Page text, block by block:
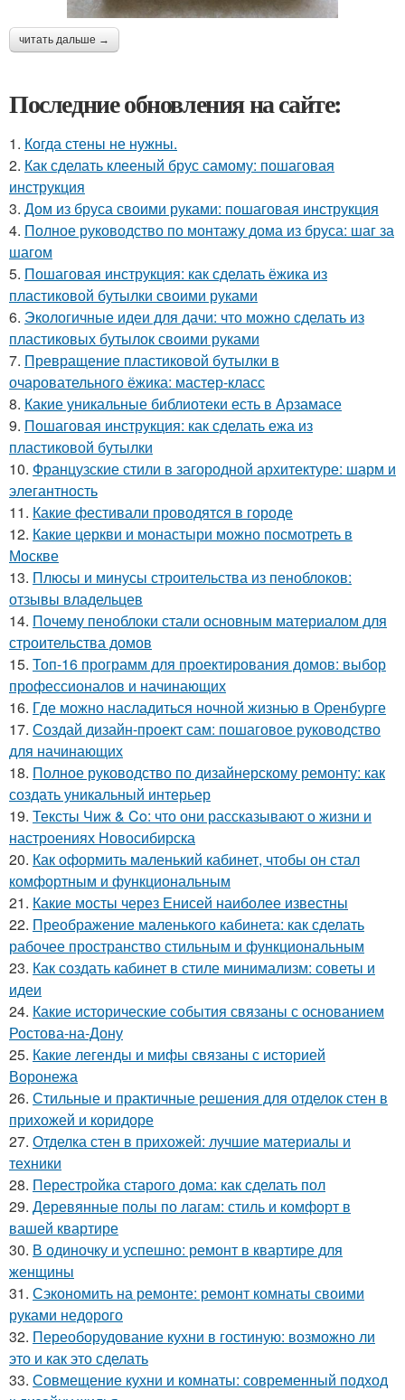
читать дальше →
Последние обновления на сайте:
1. Когда стены не нужны.
2. Как сделать клееный брус самому: пошаговая
инструкция
3. Дом из бруса своими руками: пошаговая инструкция
4. Полное руководство по монтажу дома из бруса: шаг за
шагом
5. Пошаговая инструкция: как сделать ёжика из
пластиковой бутылки своими руками
6. Экологичные идеи для дачи: что можно сделать из
пластиковых бутылок своими руками
7. Превращение пластиковой бутылки в
очаровательного ёжика: мастер-класс
8. Какие уникальные библиотеки есть в Арзамасе
9. Пошаговая инструкция: как сделать ежа из
пластиковой бутылки
10. Французские стили в загородной архитектуре: шарм и
элегантность
11. Какие фестивали проводятся в городе
12. Какие церкви и монастыри можно посмотреть в
Москве
13. Плюсы и минусы строительства из пеноблоков:
отзывы владельцев
14. Почему пеноблоки стали основным материалом для
строительства домов
15. Топ-16 программ для проектирования домов: выбор
профессионалов и начинающих
16. Где можно насладиться ночной жизнью в Оренбурге
17. Создай дизайн-проект сам: пошаговое руководство
для начинающих
18. Полное руководство по дизайнерскому ремонту: как
создать уникальный интерьер
19. Тексты Чиж & Co: что они рассказывают о жизни и
настроениях Новосибирска
20. Как оформить маленький кабинет, чтобы он стал
комфортным и функциональным
21. Какие мосты через Енисей наиболее известны
22. Преображение маленького кабинета: как сделать
рабочее пространство стильным и функциональным
23. Как создать кабинет в стиле минимализм: советы и
идеи
24. Какие исторические события связаны с основанием
Ростова-на-Дону
25. Какие легенды и мифы связаны с историей
Воронежа
26. Стильные и практичные решения для отделок стен в
прихожей и коридоре
27. Отделка стен в прихожей: лучшие материалы и
техники
28. Перестройка старого дома: как сделать пол
29. Деревянные полы по лагам: стиль и комфорт в
вашей квартире
30. В одиночку и успешно: ремонт в квартире для
женщины
31. Сэкономить на ремонте: ремонт комнаты своими
руками недорого
32. Переоборудование кухни в гостиную: возможно ли
это и как это сделать
33. Совмещение кухни и комнаты: современный подход